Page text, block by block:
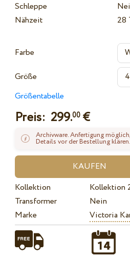
Schleppe
Nähzeit
28
Farbe
Größe
Größentabelle
Preis: 299.00 €
Archivware. Anfertigung
Details vor der Bestellung klären.
Kollektion
Kollektion
Transformer
Nein
Marke
Victoria